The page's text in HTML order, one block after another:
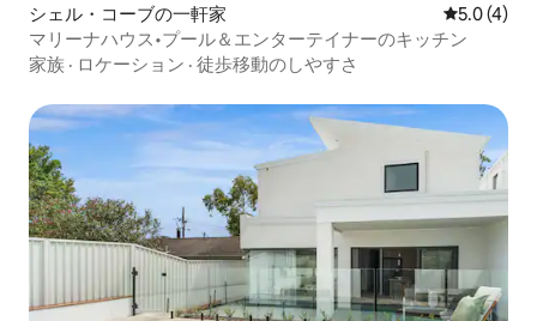
シェル・コーブの一軒家 レビュー4
5.0 (4)
マリーナハウス•プール＆エンターテイナーのキッチン
家族 · ロケーション · 徒歩移動のしやすさ